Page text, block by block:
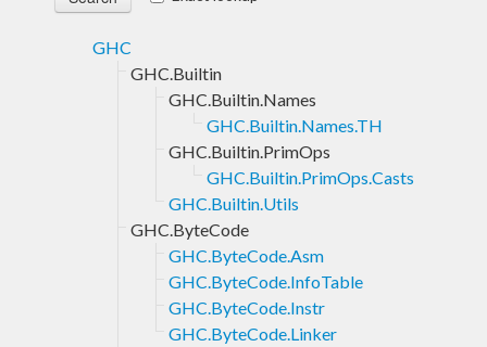
GHC
GHC.Builtin
GHC.Builtin.Names
GHC.Builtin.Names.TH
GHC.Builtin.PrimOps
GHC.Builtin.PrimOps.Casts
GHC.Builtin.Utils
GHC.ByteCode
GHC.ByteCode.Asm
GHC.ByteCode.InfoTable
GHC.ByteCode.Instr
GHC.ByteCode.Linker